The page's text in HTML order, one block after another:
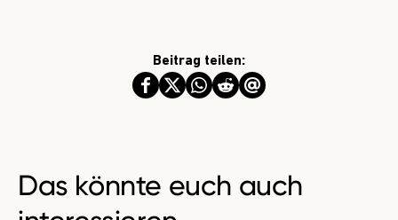
Beitrag teilen:
Das könnte euch auch